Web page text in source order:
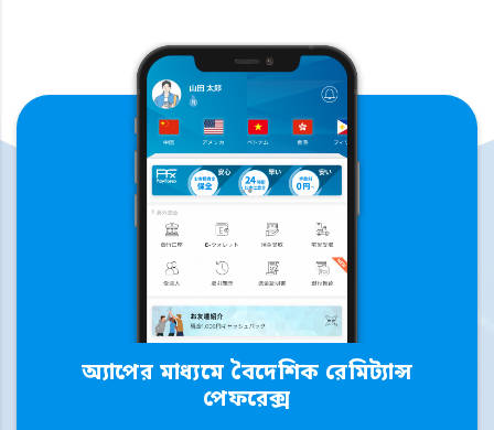
অ্যাপের মাধ্যমে বৈদেশিক রেমিট্যান্স
পেফরেক্স